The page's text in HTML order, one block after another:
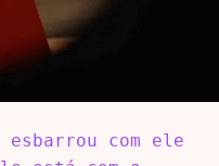
esbarrou com ele